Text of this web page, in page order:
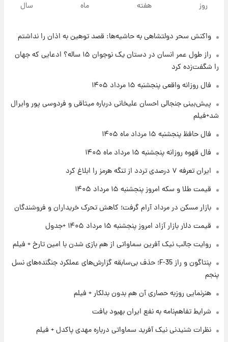
قیمت سکه و طلا فردا
۲۱ ساعت پیش
۲۲ ساعت پیش
۲۳ ساعت پیش
۱ روز پیش
نام خودرو، مبلغ پیش پرداخت و زمان تحویل |
سود مشارکت چند درصد است؟
روز هفته ماه سال
واکنش سحر دولتشاهی به حاشیه‌ها: قصد توهین به اذان را نداشتم
راز طول عمر انسان در دستان یک نوجوان ۱۵ ساله؟ ادعایی که جهان
را شگفت‌زده کرد
فال روزانه واقعی پنجشنبه ۱۵ مرداد ۱۴۰۵
پیش‌بینی جنجالی احسان علیخانی درباره میثاقی و فردوسی پور وایرال
شد+فیلم
فال حافظ پنجشنبه ۱۵ مرداد ماه ۱۴۰۵
فال قهوه روزانه پنجشنبه ۱۵ مرداد ماه ۱۴۰۵
ایران تعرفه ۷ درصدی تردد از تنگه هرمز را ابلاغ کرد
قیمت طلا و سکه امروز پنجشنبه ۱۵ مرداد ۱۴۰۵
بازار مسکن در مرداد آرام گرفت؛ کاهش تحرک خریداران و فروشندگان
قیمت دلار بازار آزاد امروز پنجشنبه ۱۵ مرداد ۱۴۰۵ +جدول
روایت جالب نیک آفرین سماواتی از هم بازی شدن با امین تارخ + فیلم
پنتاگون و راز F-35؛ حذف بی‌سابقه گزارش‌های عملکرد جنگنده‌های نسل
پنجم
هنرنمایی روزبه حصاری آن هم بدون بدلکار + فیلم
شرایط تفاهم‌نامه به نفع ایران بهبود یافت
نظرات شنیدنی نیک آفرید سماواتی درباره مهدی پاکدل + فیلم